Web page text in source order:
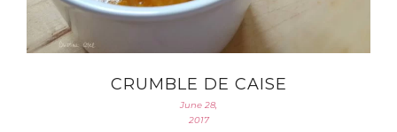
CRUMBLE DE CAISE
June 28,
2017